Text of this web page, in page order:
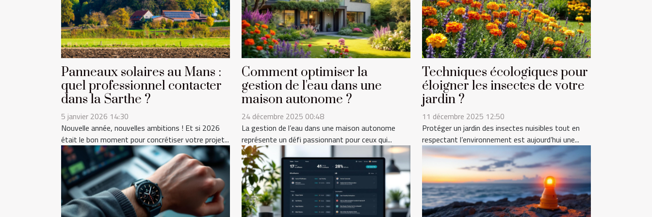
Panneaux solaires au Mans :
quel professionnel contacter
dans la Sarthe ?
5 janvier 2026 14:30
Nouvelle année, nouvelles ambitions ! Et si 2026
était le bon moment pour concrétiser votre projet...
Comment optimiser la
gestion de l'eau dans une
maison autonome ?
24 décembre 2025 00:48
La gestion de l’eau dans une maison autonome
représente un défi passionnant pour ceux qui...
Techniques écologiques pour
éloigner les insectes de votre
jardin ?
11 décembre 2025 12:50
Protéger un jardin des insectes nuisibles tout en
respectant l’environnement est aujourd’hui une...